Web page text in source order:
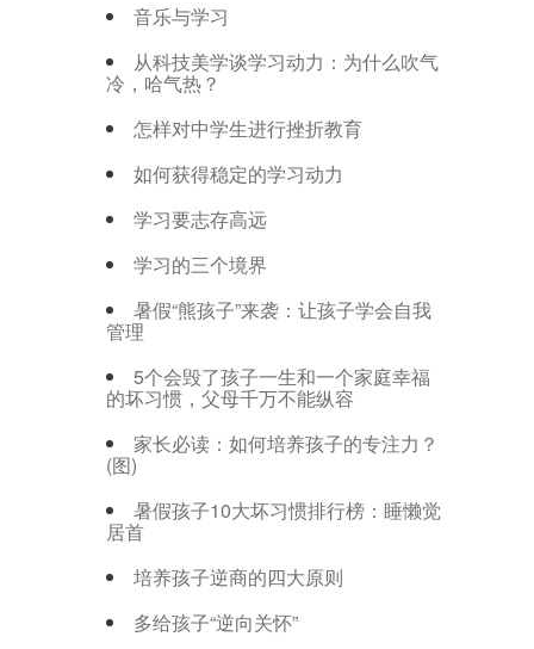
音乐与学习
从科技美学谈学习动力：为什么吹气
冷，哈气热？
怎样对中学生进行挫折教育
如何获得稳定的学习动力
学习要志存高远
学习的三个境界
暑假“熊孩子”来袭：让孩子学会自我
管理
5个会毁了孩子一生和一个家庭幸福
的坏习惯，父母千万不能纵容
家长必读：如何培养孩子的专注力？
(图)
暑假孩子10大坏习惯排行榜：睡懒觉
居首
培养孩子逆商的四大原则
多给孩子“逆向关怀”